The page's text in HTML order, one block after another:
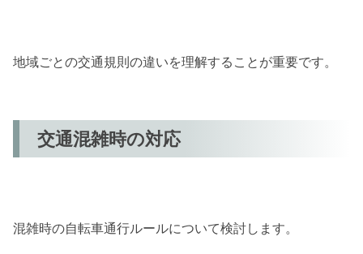
地域ごとの交通規則の違いを理解することが重要です。
交通混雑時の対応
混雑時の自転車通行ルールについて検討します。